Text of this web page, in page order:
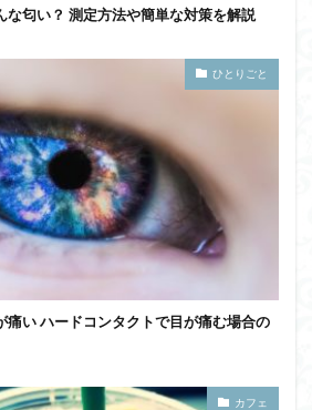
な匂い？ 測定方法や簡単な対策を解説
ひとりごと
痛い ハードコンタクトで目が痛む場合の
カフェ